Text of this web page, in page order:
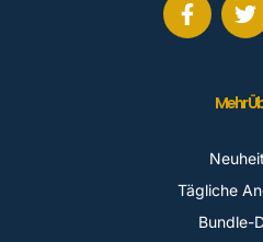
Mehr
Tägliche
Bundle-